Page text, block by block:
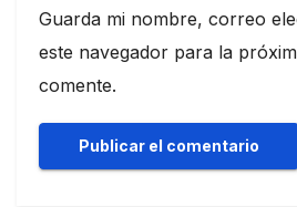
Guarda mi nombre, correo
este navegador para la
comente.